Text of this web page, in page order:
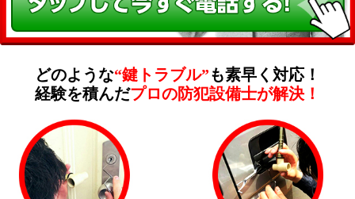
どのような“鍵トラブル”も素早く対応！
経験を積んだプロの防犯設備士が解決！